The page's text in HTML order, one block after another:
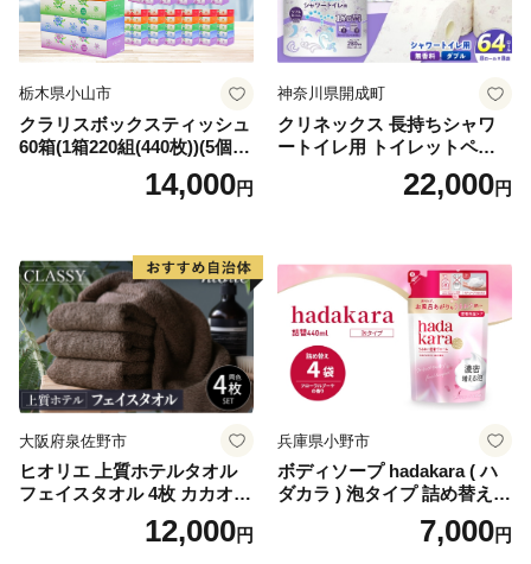
栃木県小山市
クラリスボックスティッシュ
60箱(1箱220組(440枚))(5個入
り×12セット)【1256759】
14,000円
神奈川県開成町
クリネックス 長持ちシャワ
ートイレ用 トイレットペー
パー（ダブル）64ロール(8ロ
ール×8パック) 開成町 トイレ
蓄 防災 エコ 消耗品 生活雑貨
生活用品 無香料 トイレット
ペーパー ダブル といれっと
ぺーぱー トイレ クレシア ト
イレットペーパー [BDBH002
-1]
22,000円
大阪府泉佐野市
ヒオリエ 上質ホテルタオル
フェイスタオル 4枚 カカオ
【タオル 泉州タオル 吸水 普
段使い 無地 シンプル 日用品
12,000円
兵庫県小野市
ボディソープ hadakara ( ハ
ダカラ ) 泡タイプ 詰め替え 4
40ml×4袋 ボディーソープ 泡
ボディソープ 泡 日用品 消耗
7,000円